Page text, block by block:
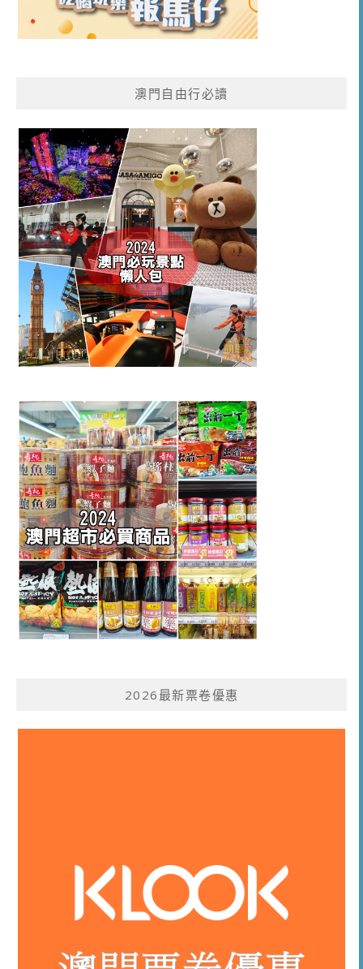
澳門自由行必讀
2026最新票卷優惠